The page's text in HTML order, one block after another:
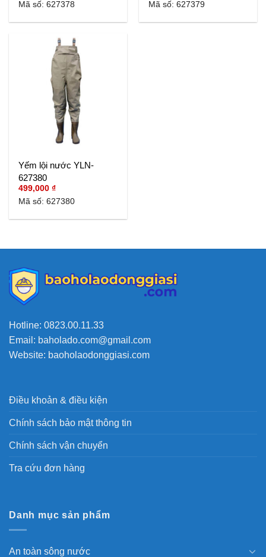
Mã số: 627378
Mã số: 627379
Yếm lội nước YLN-
627380
499,000₫
Mã số: 627380
Hotline: 0823.00.11.33
Email: baholado.com@gmail.com
Website: baoholaodonggiasi.com
Điều khoản & điều kiện
Chính sách bảo mật thông tin
Chính sách vận chuyển
Tra cứu đơn hàng
Danh mục sản phẩm
An toàn sông nước